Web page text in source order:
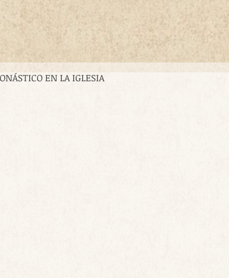
EN LA IGLESIA